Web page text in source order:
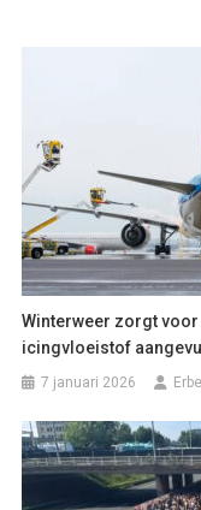
Winterweer zorgt
icingvloeistof
7 januari 2026